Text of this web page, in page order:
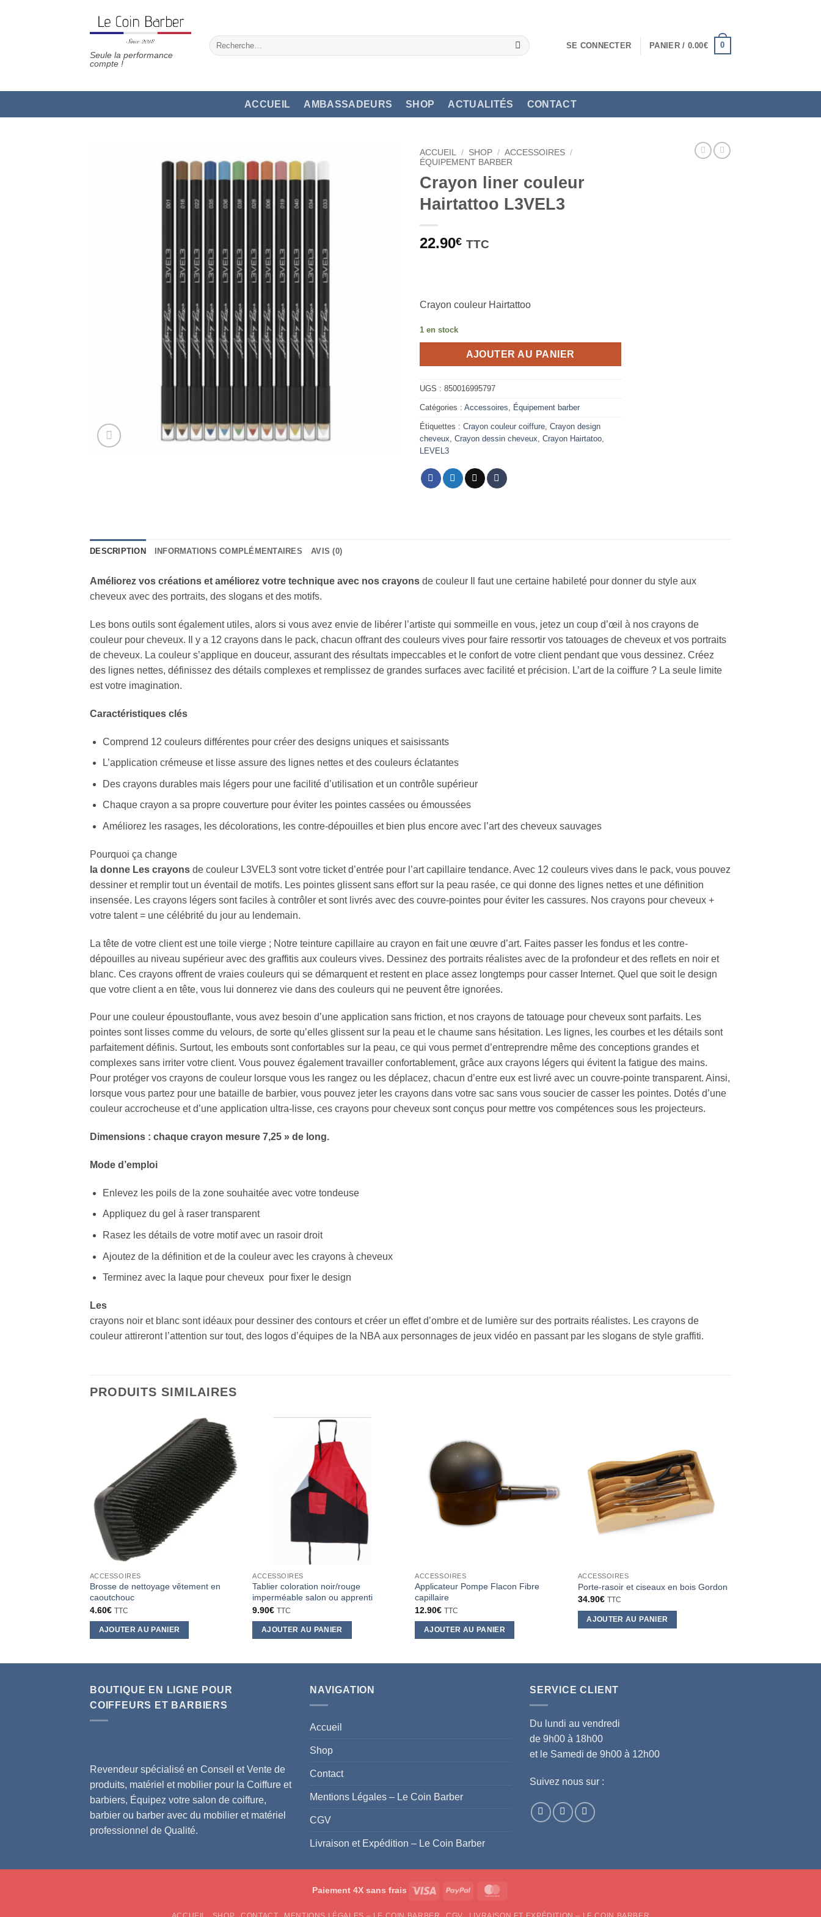
Seule la performance
compte !
Recherche
pour :
SE CONNECTER PANIER / 0.00€ 0
ACCUEIL AMBASSADEURS SHOP ACTUALITÉS CONTACT
ACCUEIL / SHOP / ACCESSOIRES /
ÉQUIPEMENT BARBER
Crayon liner couleur
Hairtattoo L3VEL3
22.90€ TTC
Crayon couleur Hairtattoo
1 en stock
AJOUTER AU PANIER
UGS : 850016995797
Catégories : Accessoires, Équipement barber
Étiquettes : Crayon couleur coiffure, Crayon design
cheveux, Crayon dessin cheveux, Crayon Hairtatoo,
LEVEL3
DESCRIPTION INFORMATIONS COMPLÉMENTAIRES AVIS (0)
Améliorez vos créations et améliorez votre technique avec nos crayons de couleur Il faut une certaine habileté pour donner du style aux
cheveux avec des portraits, des slogans et des motifs.
Les bons outils sont également utiles, alors si vous avez envie de libérer l’artiste qui sommeille en vous, jetez un coup d’œil à nos crayons de
couleur pour cheveux. Il y a 12 crayons dans le pack, chacun offrant des couleurs vives pour faire ressortir vos tatouages de cheveux et vos portraits
de cheveux. La couleur s’applique en douceur, assurant des résultats impeccables et le confort de votre client pendant que vous dessinez. Créez
des lignes nettes, définissez des détails complexes et remplissez de grandes surfaces avec facilité et précision. L’art de la coiffure ? La seule limite
est votre imagination.
Caractéristiques clés
Comprend 12 couleurs différentes pour créer des designs uniques et saisissants
L’application crémeuse et lisse assure des lignes nettes et des couleurs éclatantes
Des crayons durables mais légers pour une facilité d’utilisation et un contrôle supérieur
Chaque crayon a sa propre couverture pour éviter les pointes cassées ou émoussées
Améliorez les rasages, les décolorations, les contre-dépouilles et bien plus encore avec l’art des cheveux sauvages
Pourquoi ça change
la donne Les crayons de couleur L3VEL3 sont votre ticket d’entrée pour l’art capillaire tendance. Avec 12 couleurs vives dans le pack, vous pouvez
dessiner et remplir tout un éventail de motifs. Les pointes glissent sans effort sur la peau rasée, ce qui donne des lignes nettes et une définition
insensée. Les crayons légers sont faciles à contrôler et sont livrés avec des couvre-pointes pour éviter les cassures. Nos crayons pour cheveux +
votre talent = une célébrité du jour au lendemain.
La tête de votre client est une toile vierge ; Notre teinture capillaire au crayon en fait une œuvre d’art. Faites passer les fondus et les contre-
dépouilles au niveau supérieur avec des graffitis aux couleurs vives. Dessinez des portraits réalistes avec de la profondeur et des reflets en noir et
blanc. Ces crayons offrent de vraies couleurs qui se démarquent et restent en place assez longtemps pour casser Internet. Quel que soit le design
que votre client a en tête, vous lui donnerez vie dans des couleurs qui ne peuvent être ignorées.
Pour une couleur époustouflante, vous avez besoin d’une application sans friction, et nos crayons de tatouage pour cheveux sont parfaits. Les
pointes sont lisses comme du velours, de sorte qu’elles glissent sur la peau et le chaume sans hésitation. Les lignes, les courbes et les détails sont
parfaitement définis. Surtout, les embouts sont confortables sur la peau, ce qui vous permet d’entreprendre même des conceptions grandes et
complexes sans irriter votre client. Vous pouvez également travailler confortablement, grâce aux crayons légers qui évitent la fatigue des mains.
Pour protéger vos crayons de couleur lorsque vous les rangez ou les déplacez, chacun d’entre eux est livré avec un couvre-pointe transparent. Ainsi,
lorsque vous partez pour une bataille de barbier, vous pouvez jeter les crayons dans votre sac sans vous soucier de casser les pointes. Dotés d’une
couleur accrocheuse et d’une application ultra-lisse, ces crayons pour cheveux sont conçus pour mettre vos compétences sous les projecteurs.
Dimensions : chaque crayon mesure 7,25 » de long.
Mode d’emploi
Enlevez les poils de la zone souhaitée avec votre tondeuse
Appliquez du gel à raser transparent
Rasez les détails de votre motif avec un rasoir droit
Ajoutez de la définition et de la couleur avec les crayons à cheveux
Terminez avec la laque pour cheveux pour fixer le design
Les
crayons noir et blanc sont idéaux pour dessiner des contours et créer un effet d’ombre et de lumière sur des portraits réalistes. Les crayons de
couleur attireront l’attention sur tout, des logos d’équipes de la NBA aux personnages de jeux vidéo en passant par les slogans de style graffiti.
PRODUITS SIMILAIRES
ACCESSOIRES
Brosse de nettoyage vêtement en
caoutchouc
4.60€ TTC
AJOUTER AU PANIER
ACCESSOIRES
Tablier coloration noir/rouge
imperméable salon ou apprenti
9.90€ TTC
AJOUTER AU PANIER
ACCESSOIRES
Applicateur Pompe Flacon Fibre
capillaire
12.90€ TTC
AJOUTER AU PANIER
ACCESSOIRES
Porte-rasoir et ciseaux en bois Gordon
34.90€ TTC
AJOUTER AU PANIER
BOUTIQUE EN LIGNE POUR
COIFFEURS ET BARBIERS
Revendeur spécialisé en Conseil et Vente de
produits, matériel et mobilier pour la Coiffure et
barbiers, Équipez votre salon de coiffure,
barbier ou barber avec du mobilier et matériel
professionnel de Qualité.
NAVIGATION
Accueil
Shop
Contact
Mentions Légales – Le Coin Barber
CGV
Livraison et Expédition – Le Coin Barber
SERVICE CLIENT
Du lundi au vendredi
de 9h00 à 18h00
et le Samedi de 9h00 à 12h00
Suivez nous sur :
Paiement 4X sans frais Visa PayPal